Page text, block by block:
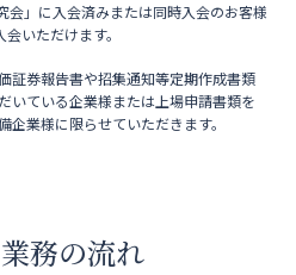
会」に入会済みまたは同時入会のお客様
いただけます。
証券報告書や招集通知等定期作成書類
いている企業様または上場申請書類を
企業様に限らせていただきます。
務の流れ